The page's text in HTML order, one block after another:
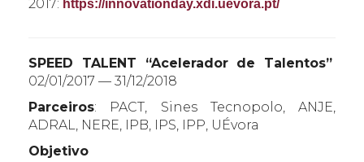
2017: https://innovationday.xdi.uevora.pt/
SPEED TALENT “Acelerador de Talentos”
02/01/2017 — 31/12/2018
Parceiros: PACT, Sines Tecnopolo, ANJE,
ADRAL, NERE, IPB, IPS, IPP, UÉvora
Objetivo